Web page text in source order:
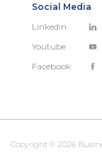
Social Media
Linkedin
Youtube
Facebook
Copyright © 2026